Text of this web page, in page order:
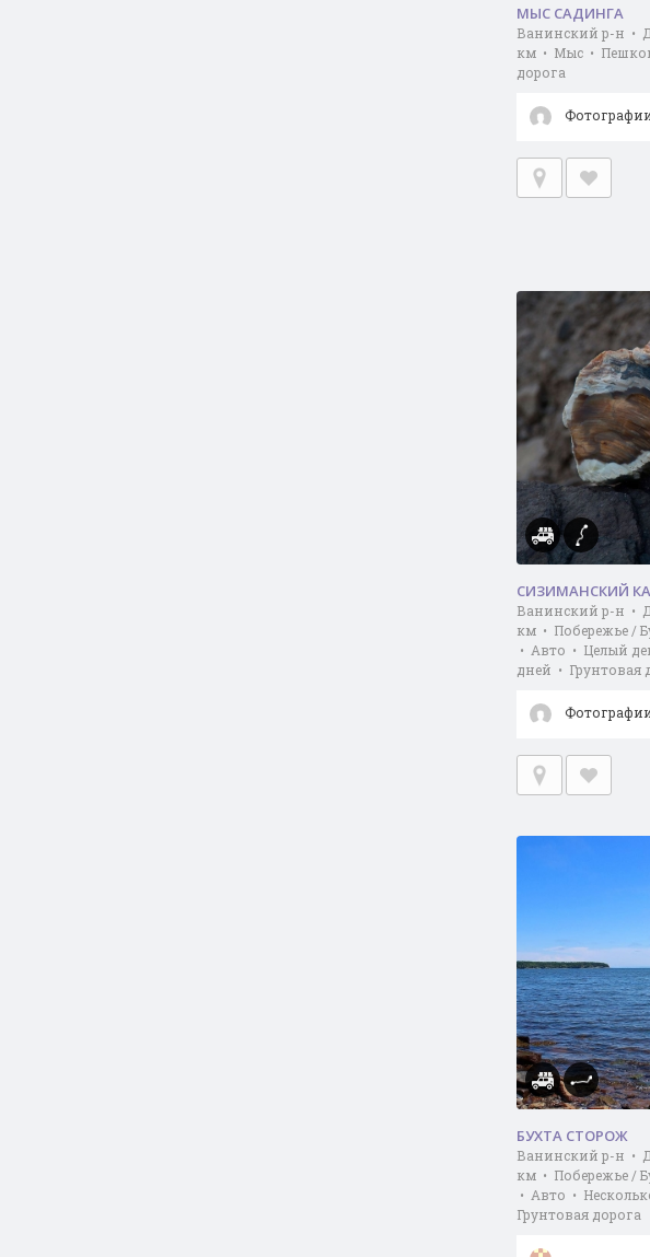
МЫС САДИНГА
Ванинский р-н •
км • Мыс •
дорога
СИЗИМАНСКИЙ
Ванинский р-н •
км • Побережье /
• Авто • Целый
дней • Грунтовая
БУХТА СТОРОЖ
Ванинский р-н •
км • Побережье /
• Авто •
Грунтовая дорога